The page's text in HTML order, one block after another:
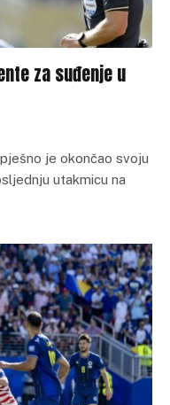
za suđenje u
je okončao svoju
utakmicu na